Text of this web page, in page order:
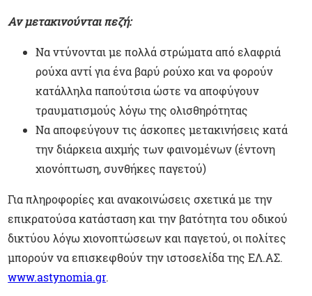
Αν μετακινούνται πεζή:
Να ντύνονται με πολλά στρώματα από ελαφριά
ρούχα αντί για ένα βαρύ ρούχο και να φορούν
κατάλληλα παπούτσια ώστε να αποφύγουν
τραυματισμούς λόγω της ολισθηρότητας
Να αποφεύγουν τις άσκοπες μετακινήσεις κατά
την διάρκεια αιχμής των φαινομένων (έντονη
χιονόπτωση, συνθήκες παγετού)
Για πληροφορίες και ανακοινώσεις σχετικά με την
επικρατούσα κατάσταση και την βατότητα του οδικού
δικτύου λόγω χιονοπτώσεων και παγετού, οι πολίτες
μπορούν να επισκεφθούν την ιστοσελίδα της ΕΛ.ΑΣ.
www.astynomia.gr.